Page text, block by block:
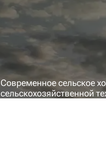
Современное сельское
сельскохозяйственной